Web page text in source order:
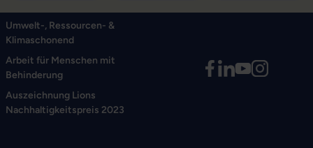
Umwelt-, Ressourcen- &
Klimaschonend
Arbeit für Menschen mit
Behinderung
Auszeichnung Lions
Nachhaltigkeitspreis 2023